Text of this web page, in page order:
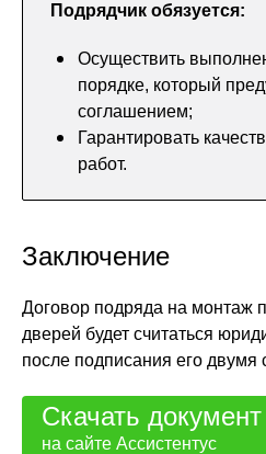
Подрядчик обязуется:
Осуществить
порядке, который
соглашением;
Гарантировать
работ.
Заключение
Договор подряда на монтаж
дверей будет считаться
после подписания его двумя
Скачать документ
на сайте Ассистентус